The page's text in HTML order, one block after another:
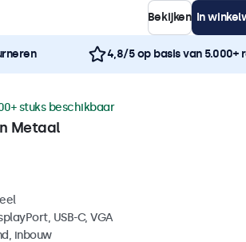
Bekijken In
4,8/5 op basis van 5.000+
Metaal
stuks beschikbaar
USB-C, VGA
inbouw